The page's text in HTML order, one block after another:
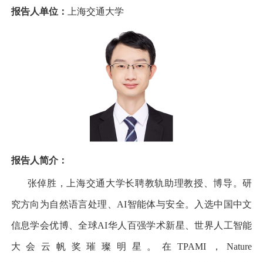
报告人单位： 上海交通大学
报告人简介：
张倬胜，上海交通大学长聘教轨助理教授、博导。研
究方向为自然语言处理、 AI智能体与安全。入选中国中文
信息学会优博、全球AI华人百强学术新星、世界人工智能
大会云帆奖璀璨明星。在 TPAMI，Nature